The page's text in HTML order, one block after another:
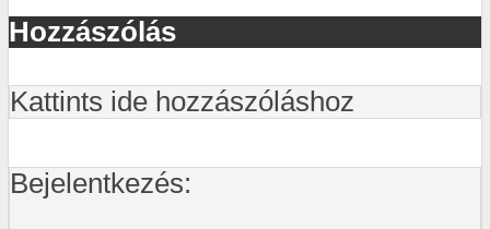
Hozzászólás
Kattints ide hozzászóláshoz
Bejelentkezés: